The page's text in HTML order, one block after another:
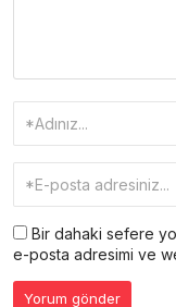
Bir dahaki sefere
e-posta adresimi ve